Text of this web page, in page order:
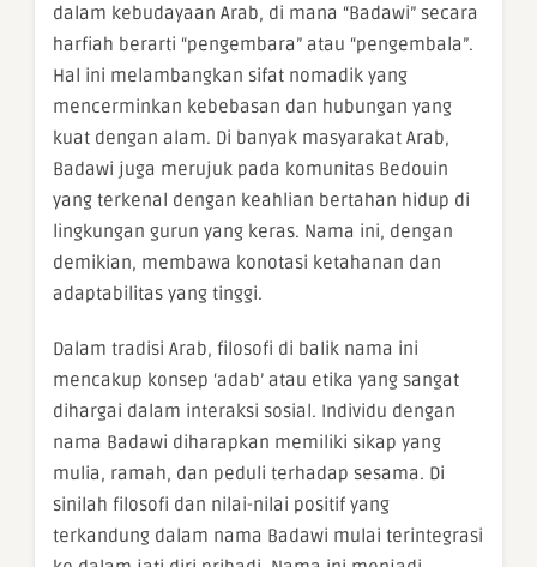
dalam kebudayaan Arab, di mana “Badawi” secara
harfiah berarti “pengembara” atau “pengembala”.
Hal ini melambangkan sifat nomadik yang
mencerminkan kebebasan dan hubungan yang
kuat dengan alam. Di banyak masyarakat Arab,
Badawi juga merujuk pada komunitas Bedouin
yang terkenal dengan keahlian bertahan hidup di
lingkungan gurun yang keras. Nama ini, dengan
demikian, membawa konotasi ketahanan dan
adaptabilitas yang tinggi.
Dalam tradisi Arab, filosofi di balik nama ini
mencakup konsep ‘adab’ atau etika yang sangat
dihargai dalam interaksi sosial. Individu dengan
nama Badawi diharapkan memiliki sikap yang
mulia, ramah, dan peduli terhadap sesama. Di
sinilah filosofi dan nilai-nilai positif yang
terkandung dalam nama Badawi mulai terintegrasi